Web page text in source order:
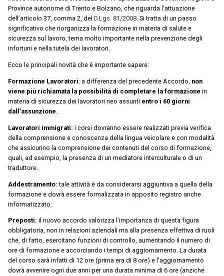
Province autonome di Trento e Bolzano, che riguarda l’attuazione
dell’articolo 37, comma 2, del D.Lgs. 81/2008. Si tratta di un passo
significativo che riorganizza la formazione in materia di salute e
sicurezza sul lavoro, tema molto importante nella prevenzione degli
infortuni e nella tutela dei lavoratori.
Ecco le principali novità che è importante sapere:
Formazione Lavoratori: a differenza del precedente Accordo, non
viene più richiamata la possibilità di completare la formazione in
materia di sicurezza dei lavoratori neo assunti entro i 60 giorni
dall’assunzione.
Lavoratori immigrati: i corsi dovranno essere realizzati previa verifica
della comprensione e conoscenza della lingua veicolare e con modalità
che assicurino la comprensione dei contenuti del corso di formazione,
quali, ad esempio, la presenza di un mediatore interculturale o di un
traduttore.
Addestramento:tale attività è da considerarsi aggiuntiva a quella della
formazione e dovrà essere formalizzata in apposito registro anche
informatizzato.
Preposti: il nuovo accordo valorizza l’importanza di questa figura
obbligatoria, non in relazioni aziendali ma alla presenza effettiva di ruoli
che, di fatto, esercitano funzioni di controllo, aumentando il numero di
ore di formazione e accorciando i tempi di aggiornamento. La durata
del corso sarà infatti di 12 ore (prima era di 8 ore) e l’aggiornamento
dovrà avvenire ogni due anni per una durata minima di 6 ore (anziché